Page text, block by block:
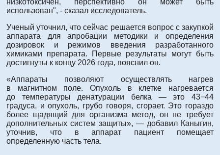
низкотоксичен, перспективно он может быть
использован", - сказал исследователь.
Ученый уточнил, что сейчас решается вопрос с закупкой
аппарата для апробации методики и определения
дозировок и режимов введения разработанного
химиками препарата. Первые результаты могут быть
достигнуты к концу 2026 года, пояснил он.
«Аппараты позволяют осуществлять нагрев
в магнитном поле. Опухоль в клетке нагревается
до температуры денатурации белка — это 43−44
градуса, и опухоль, грубо говоря, сгорает. Это гораздо
более щадящий для организма метод, он не требует
дополнительных систем защиты», — добавил Каныгин,
уточнив, что в аппарат пациент помещает
определенную часть тела.